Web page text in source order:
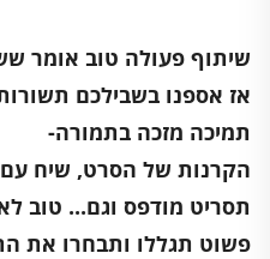
שיתוף פעולה טוב אומר
אז אספנו בשבילכם
תמיכה מזכה בתמורה-
הקרנות של הסרט, שיח עם
תסריט מודפס וגם... טוב
פשוט תגללו ותבחרו את